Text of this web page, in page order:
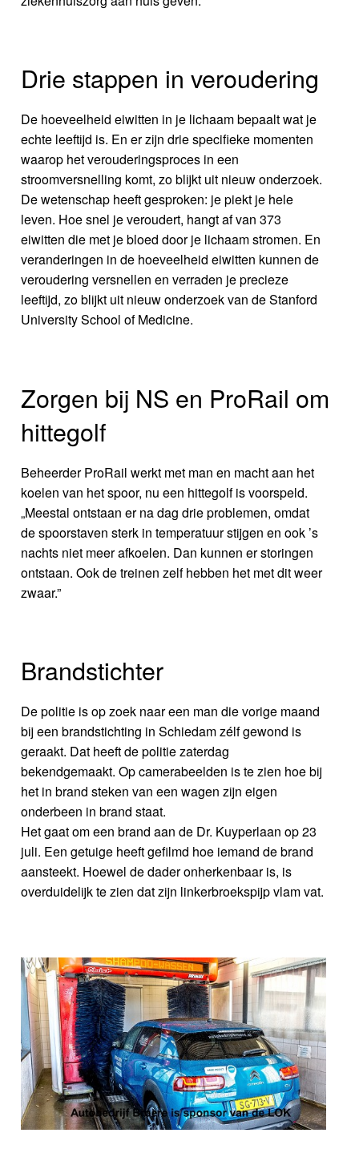
Drie stappen in veroudering
De hoeveelheid eiwitten in je lichaam bepaalt wat je
echte leeftijd is. En er zijn drie specifieke momenten
waarop het verouderingsproces in een
stroomversnelling komt, zo blijkt uit nieuw onderzoek.
De wetenschap heeft gesproken: je piekt je hele
leven. Hoe snel je veroudert, hangt af van 373
eiwitten die met je bloed door je lichaam stromen. En
veranderingen in de hoeveelheid eiwitten kunnen de
veroudering versnellen en verraden je precieze
leeftijd, zo blijkt uit nieuw onderzoek van de Stanford
University School of Medicine.
Zorgen bij NS en ProRail om
hittegolf
Beheerder ProRail werkt met man en macht aan het
koelen van het spoor, nu een hittegolf is voorspeld.
„Meestal ontstaan er na dag drie problemen, omdat
de spoorstaven sterk in temperatuur stijgen en ook ’s
nachts niet meer afkoelen. Dan kunnen er storingen
ontstaan. Ook de treinen zelf hebben het met dit weer
zwaar.”
Brandstichter
De politie is op zoek naar een man die vorige maand
bij een brandstichting in Schiedam zélf gewond is
geraakt. Dat heeft de politie zaterdag
bekendgemaakt. Op camerabeelden is te zien hoe bij
het in brand steken van een wagen zijn eigen
onderbeen in brand staat.
Het gaat om een brand aan de Dr. Kuyperlaan op 23
juli. Een getuige heeft gefilmd hoe iemand de brand
aansteekt. Hoewel de dader onherkenbaar is, is
overduidelijk te zien dat zijn linkerbroekspijp vlam vat.